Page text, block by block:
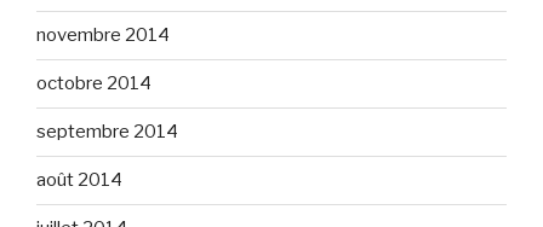
novembre 2014
octobre 2014
septembre 2014
août 2014